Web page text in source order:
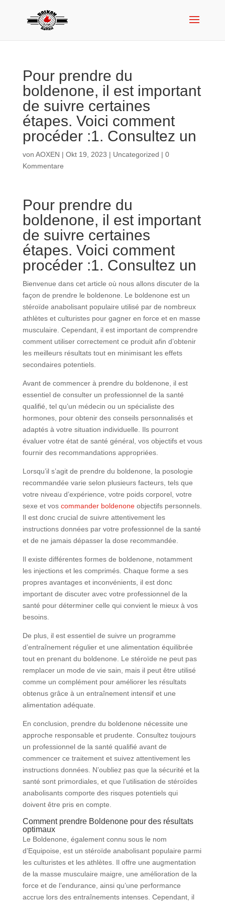
Pour prendre du
boldenone, il est important
de suivre certaines
étapes. Voici comment
procéder :1. Consultez un
von AOXEN | Okt 19, 2023 | Uncategorized | 0
Kommentare
Pour prendre du
boldenone, il est important
de suivre certaines
étapes. Voici comment
procéder :1. Consultez un
Bienvenue dans cet article où nous allons discuter de la
façon de prendre le boldenone. Le boldenone est un
stéroïde anabolisant populaire utilisé par de nombreux
athlètes et culturistes pour gagner en force et en masse
musculaire. Cependant, il est important de comprendre
comment utiliser correctement ce produit afin d’obtenir
les meilleurs résultats tout en minimisant les effets
secondaires potentiels.
Avant de commencer à prendre du boldenone, il est
essentiel de consulter un professionnel de la santé
qualifié, tel qu’un médecin ou un spécialiste des
hormones, pour obtenir des conseils personnalisés et
adaptés à votre situation individuelle. Ils pourront
évaluer votre état de santé général, vos objectifs et vous
fournir des recommandations appropriées.
Lorsqu’il s’agit de prendre du boldenone, la posologie
recommandée varie selon plusieurs facteurs, tels que
votre niveau d’expérience, votre poids corporel, votre
sexe et vos commander boldenoneobjectifs personnels.
Il est donc crucial de suivre attentivement les
instructions données par votre professionnel de la santé
et de ne jamais dépasser la dose recommandée.
Il existe différentes formes de boldenone, notamment
les injections et les comprimés. Chaque forme a ses
propres avantages et inconvénients, il est donc
important de discuter avec votre professionnel de la
santé pour déterminer celle qui convient le mieux à vos
besoins.
De plus, il est essentiel de suivre un programme
d’entraînement régulier et une alimentation équilibrée
tout en prenant du boldenone. Le stéroïde ne peut pas
remplacer un mode de vie sain, mais il peut être utilisé
comme un complément pour améliorer les résultats
obtenus grâce à un entraînement intensif et une
alimentation adéquate.
En conclusion, prendre du boldenone nécessite une
approche responsable et prudente. Consultez toujours
un professionnel de la santé qualifié avant de
commencer ce traitement et suivez attentivement les
instructions données. N’oubliez pas que la sécurité et la
santé sont primordiales, et que l’utilisation de stéroïdes
anabolisants comporte des risques potentiels qui
doivent être pris en compte.
Comment prendre Boldenone pour des résultats
optimaux
Le Boldenone, également connu sous le nom
d’Equipoise, est un stéroïde anabolisant populaire parmi
les culturistes et les athlètes. Il offre une augmentation
de la masse musculaire maigre, une amélioration de la
force et de l’endurance, ainsi qu’une performance
accrue lors des entraînements intenses. Cependant, il